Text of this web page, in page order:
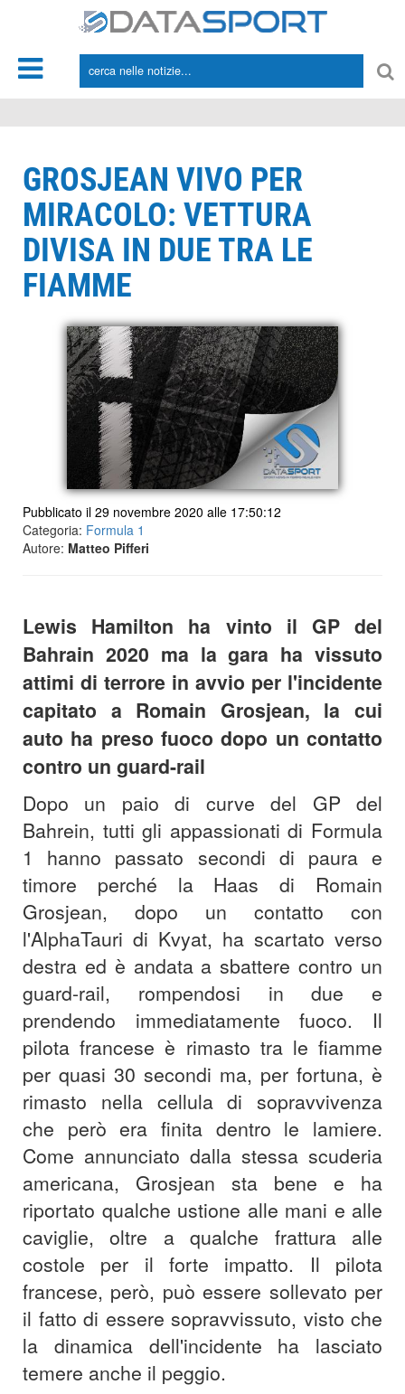
GROSJEAN VIVO PER
MIRACOLO: VETTURA
DIVISA IN DUE TRA LE
FIAMME
Pubblicato il 29 novembre 2020 alle 17:50:12
Categoria: Formula 1
Autore: Matteo Pifferi
Lewis Hamilton ha vinto il GP del
Bahrain 2020 ma la gara ha vissuto
attimi di terrore in avvio per l'incidente
capitato a Romain Grosjean, la cui
auto ha preso fuoco dopo un contatto
contro un guard-rail
Dopo un paio di curve del GP del
Bahrein, tutti gli appassionati di Formula
1 hanno passato secondi di paura e
timore perché la Haas di Romain
Grosjean, dopo un contatto con
l'AlphaTauri di Kvyat, ha scartato verso
destra ed è andata a sbattere contro un
guard-rail, rompendosi in due e
prendendo immediatamente fuoco. Il
pilota francese è rimasto tra le fiamme
per quasi 30 secondi ma, per fortuna, è
rimasto nella cellula di sopravvivenza
che però era finita dentro le lamiere.
Come annunciato dalla stessa scuderia
americana, Grosjean sta bene e ha
riportato qualche ustione alle mani e alle
caviglie, oltre a qualche frattura alle
costole per il forte impatto. Il pilota
francese, però, può essere sollevato per
il fatto di essere sopravvissuto, visto che
la dinamica dell'incidente ha lasciato
temere anche il peggio.